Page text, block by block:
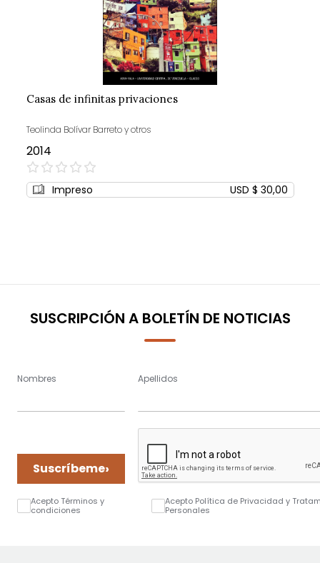
Casas de infinitas privaciones
Teolinda Bolívar Barreto y otros
2014
0%
Impreso USD $ 30,00
SUSCRIPCIÓN A BOLETÍN DE NOTICIAS
Nombres Apellidos
Suscríbeme›
Acepto Términos y
condiciones
Acepto Política de Privacidad y
Personales